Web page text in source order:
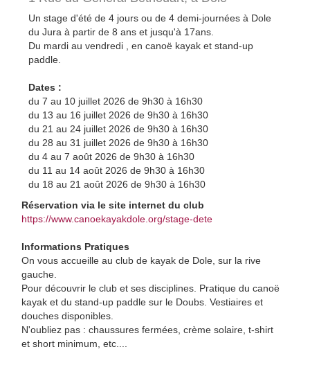
Un stage d'été de 4 jours ou de 4 demi-journées à Dole
du Jura à partir de 8 ans et jusqu'à 17ans.
Du mardi au vendredi , en canoë kayak et stand-up
paddle.
Dates :
du 7 au 10 juillet 2026 de 9h30 à 16h30
du 13 au 16 juillet 2026 de 9h30 à 16h30
du 21 au 24 juillet 2026 de 9h30 à 16h30
du 28 au 31 juillet 2026 de 9h30 à 16h30
du 4 au 7 août 2026 de 9h30 à 16h30
du 11 au 14 août 2026 de 9h30 à 16h30
du 18 au 21 août 2026 de 9h30 à 16h30
Réservation via le site internet du club
https://www.canoekayakdole.org/stage-dete
Informations Pratiques
On vous accueille au club de kayak de Dole, sur la rive
gauche.
Pour découvrir le club et ses disciplines. Pratique du canoë
kayak et du stand-up paddle sur le Doubs. Vestiaires et
douches disponibles.
N'oubliez pas : chaussures fermées, crème solaire, t-shirt
et short minimum, etc....